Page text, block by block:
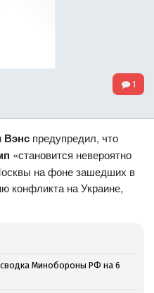
1
Вэнс предупредил, что
«становится невероятно
на фоне зашедших в
конфликта на Украине,
Минобороны РФ на 6